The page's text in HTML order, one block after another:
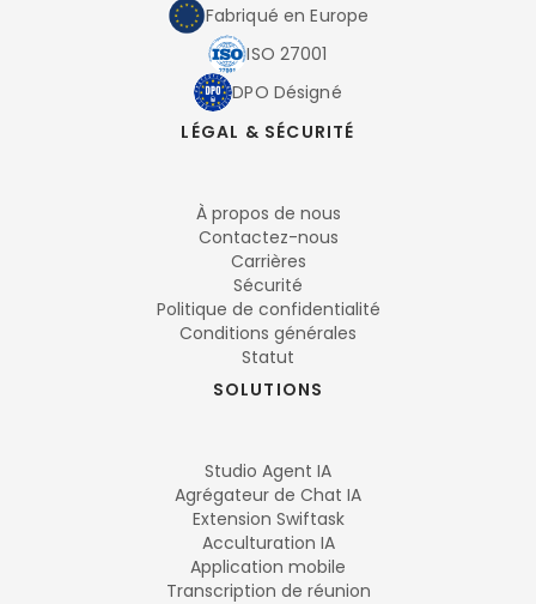
Fabriqué en Europe
ISO 27001
DPO Désigné
LÉGAL & SÉCURITÉ
À propos de nous
Contactez-nous
Carrières
Sécurité
Politique de confidentialité
Conditions générales
Statut
SOLUTIONS
Studio Agent IA
Agrégateur de Chat IA
Extension Swiftask
Acculturation IA
Application mobile
Transcription de réunion